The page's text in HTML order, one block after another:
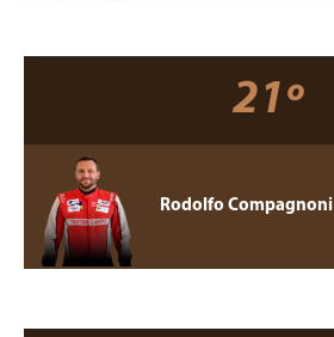
21º
Rodolfo Compagnoni